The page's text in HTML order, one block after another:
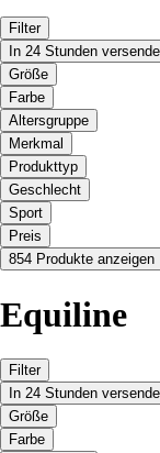
Filter
In 24 Stunden
Größe
Farbe
Altersgruppe
Merkmal
Produkttyp
Geschlecht
Sport
Preis
854 Produkte anzeigen
Equiline
Filter
In 24 Stunden
Größe
Farbe